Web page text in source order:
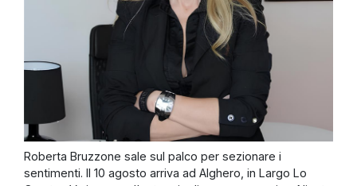
Roberta Bruzzone sale sul palco per sezionare i
sentimenti. Il 10 agosto arriva ad Alghero, in Largo Lo